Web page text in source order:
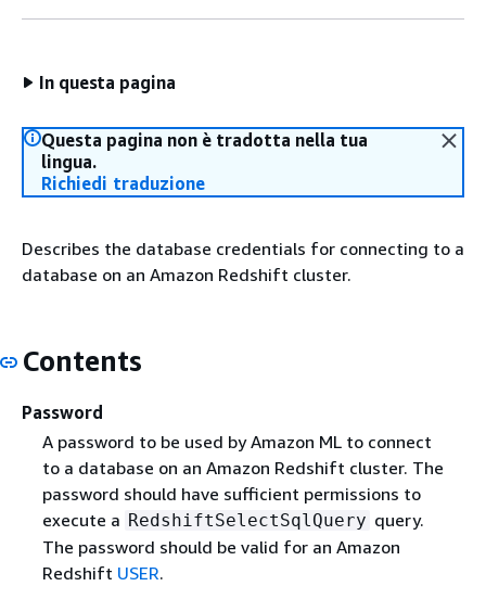
In questa pagina
Questa pagina non è tradotta nella tua
lingua.
Richiedi traduzione
Describes the database credentials for connecting to a
database on an Amazon Redshift cluster.
Contents
Password
A password to be used by Amazon ML to connect
to a database on an Amazon Redshift cluster. The
password should have sufficient permissions to
execute a RedshiftSelectSqlQuery query.
The password should be valid for an Amazon
Redshift USER.